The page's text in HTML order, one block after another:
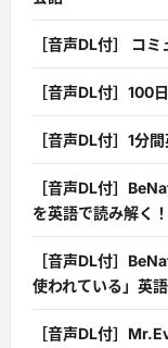
［音声DL付］ コ
［音声DL付］100
［音声DL付］1分
［音声DL付］
を英語で読み解く！
［音声DL付］
使われている」英
［音声DL付］